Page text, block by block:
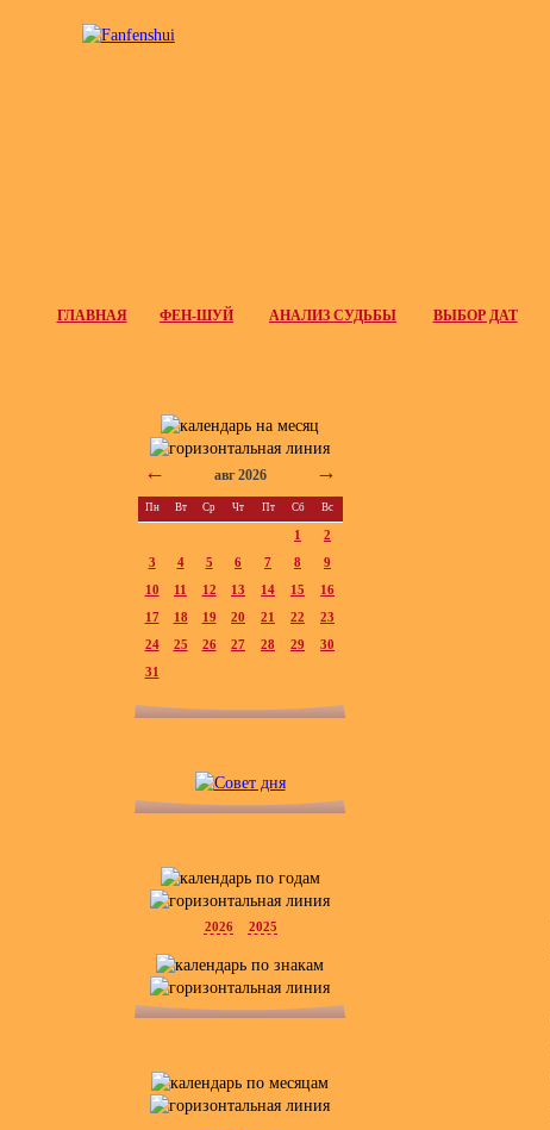
ГЛАВНАЯ ФЕН-ШУЙ АНАЛИЗ СУДЬБЫ ВЫБОР ДАТ
→
← авг 2026
Пн Вт Ср Чт Пт Сб Вс
1
2
3
4 5 6 7 8
9
10
11 12 13 14 15
16
17
18 19 20 21 22
23
24
25 26 27 28 29
30
31
2026 2025